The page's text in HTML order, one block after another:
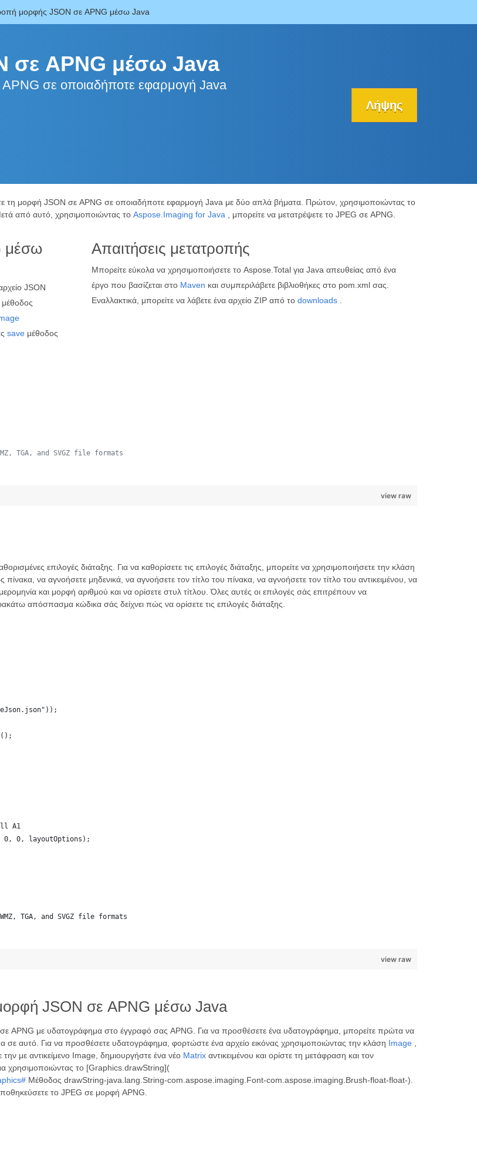
μορφής JSON σε APNG μέσω Java
σε APNG μέσω Java
σε οποιαδήποτε εφαρμογή Java
Λήψης
τη μορφή JSON σε APNG σε οποιαδήποτε εφαρμογή Java με δύο απλά βήματα. Πρώτον, χρησιμοποιώντας το
από αυτό, χρησιμοποιώντας το Aspose.Imaging for Java , μπορείτε να μετατρέψετε το JPEG σε APNG.
μέσω
JSON
μέθοδος
save μέθοδος
Απαιτήσεις μετατροπής
Μπορείτε εύκολα να χρησιμοποιήσετε το Aspose.Total για Java απευθείας από ένα
έργο που βασίζεται στο Maven και συμπεριλάβετε βιβλιοθήκες στο pom.xml σας.
Εναλλακτικά, μπορείτε να λάβετε ένα αρχείο ZIP από το downloads
TGA, and SVGZ file formats
view raw
επιλογές διάταξης. Για να καθορίσετε τις επιλογές διάταξης, μπορείτε να χρησιμοποιήσετε την κλάση
πίνακα, να αγνοήσετε μηδενικά, να αγνοήσετε τον τίτλο του πίνακα, να αγνοήσετε τον τίτλο του αντικειμένου, να
και μορφή αριθμού και να ορίσετε στυλ τίτλου. Όλες αυτές οι επιλογές σάς επιτρέπουν να
απόσπασμα κώδικα σάς δείχνει πώς να ορίσετε τις επιλογές διάταξης.
A1
0, 0, layoutOptions);
TGA, and SVGZ file formats
view raw
μορφή JSON σε APNG μέσω Java
APNG με υδατογράφημα στο έγγραφό σας APNG. Για να προσθέσετε ένα υδατογράφημα, μπορείτε πρώτα να
αυτό. Για να προσθέσετε υδατογράφημα, φορτώστε ένα αρχείο εικόνας χρησιμοποιώντας την κλάση Image
την με αντικείμενο Image, δημιουργήστε ένα νέο Matrix αντικειμένου και ορίστε τη μετάφραση και τον
χρησιμοποιώντας το [Graphics.drawString](
Μέθοδος drawString-java.lang.String-com.aspose.imaging.Font-com.aspose.imaging.Brush-float-float-).
το JPEG σε μορφή APNG.